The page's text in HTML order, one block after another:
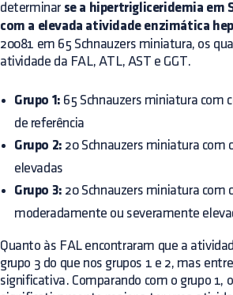
determinar se a hipertrigliceridemia em
com a elevada atividade enzimática
20081 em 65 Schnauzers miniatura, os
atividade da FAL, ATL, AST e GGT.
Grupo 1: 65 Schnauzers miniatura com
de referência
Grupo 2: 20 Schnauzers miniatura com
elevadas
Grupo 3: 20 Schnauzers miniatura com
moderadamente ou severamente
Quanto às FAL encontraram que a
grupo 3 do que nos grupos 1 e 2, mas
significativa. Comparando com o grupo 1,